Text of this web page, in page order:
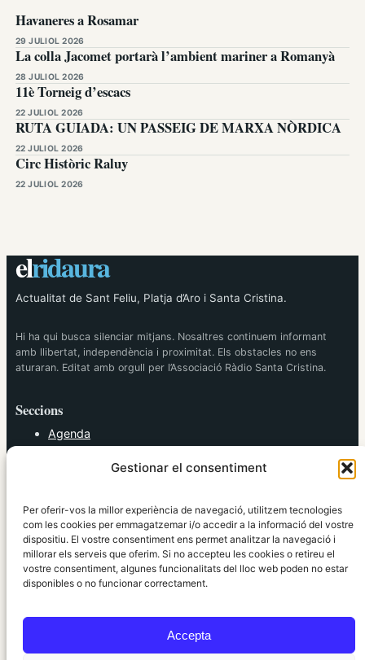
Gestionar el consentiment
Per oferir-vos la millor experiència de navegació, utilitzem tecnologies
com les cookies per emmagatzemar i/o accedir a la informació del vostre
dispositiu. El vostre consentiment ens permet analitzar la navegació i
millorar els serveis que oferim. Si no accepteu les cookies o retireu el
vostre consentiment, algunes funcionalitats del lloc web poden no estar
disponibles o no funcionar correctament.
Accepta
Havaneres a Rosamar
29 JULIOL 2026
La colla Jacomet portarà l’ambient mariner a Romanyà
28 JULIOL 2026
11è Torneig d’escacs
22 JULIOL 2026
RUTA GUIADA: UN PASSEIG DE MARXA NÒRDICA
22 JULIOL 2026
Circ Històric Raluy
22 JULIOL 2026
elridaura
Actualitat de Sant Feliu, Platja d’Aro i Santa Cristina.
Hi ha qui busca silenciar mitjans. Nosaltres continuem informant
amb llibertat, independència i proximitat. Els obstacles no ens
aturaran. Editat amb orgull per l’Associació Ràdio Santa Cristina.
Seccions
Agenda
Política
Societat
Tendències
elRidaura.com